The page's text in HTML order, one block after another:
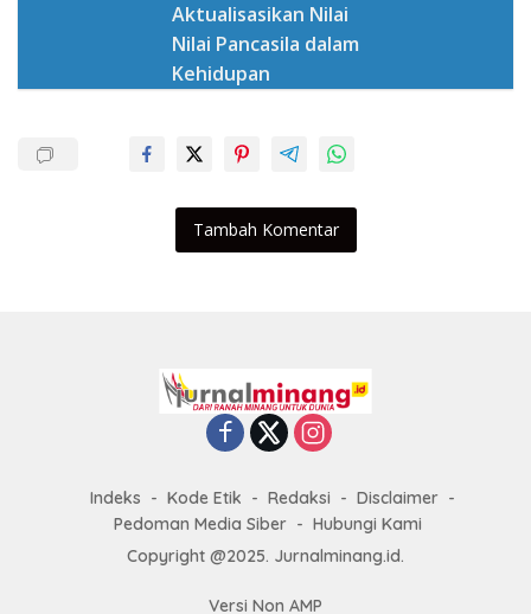
Aktualisasikan Nilai
Nilai Pancasila dalam
Kehidupan
Tambah Komentar
Indeks Kode Etik Redaksi
Disclaimer
Pedoman Media Siber
Hubungi Kami
Copyright @2025. Jurnalminang.id.
Versi Non AMP